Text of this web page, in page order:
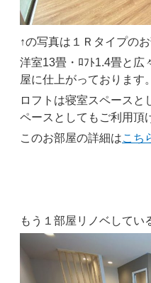
↑の写真は１Ｒタイプの
洋室13畳・ﾛﾌﾄ1.4畳と広
屋に仕上がっております。
ロフトは寝室スペースと
ペースとしてもご利用頂
このお部屋の詳細はこち
もう１部屋リノベしてい